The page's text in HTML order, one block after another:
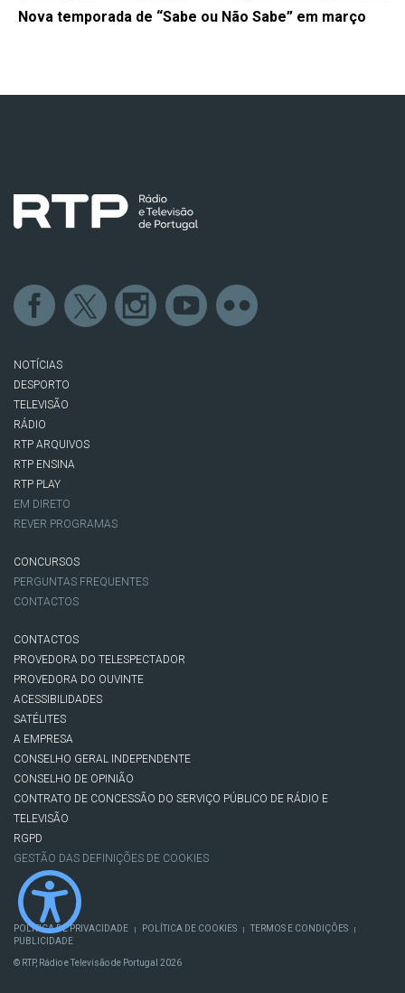
Nova temporada de “Sabe ou Não Sabe” em março
NOTÍCIAS
DESPORTO
TELEVISÃO
RÁDIO
RTP ARQUIVOS
RTP ENSINA
RTP PLAY
EM DIRETO
REVER PROGRAMAS
CONCURSOS
PERGUNTAS FREQUENTES
CONTACTOS
CONTACTOS
PROVEDORA DO TELESPECTADOR
PROVEDORA DO OUVINTE
ACESSIBILIDADES
SATÉLITES
A EMPRESA
CONSELHO GERAL INDEPENDENTE
CONSELHO DE OPINIÃO
CONTRATO DE CONCESSÃO DO SERVIÇO PÚBLICO DE RÁDIO E
TELEVISÃO
RGPD
GESTÃO DAS DEFINIÇÕES DE COOKIES
POLÍTICA DE PRIVACIDADE | POLÍTICA DE COOKIES | TERMOS E CONDIÇÕES |
PUBLICIDADE
© RTP, Rádio e Televisão de Portugal 2026